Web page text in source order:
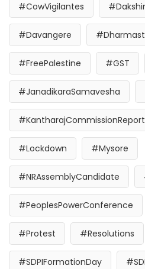
#CowVigilantes
#Davangere
#FreePalestine #GST
#JanadikaraSamavesha
#KantharajCommissionReport
#Lockdown #Mysore
#NRAssemblyCandidate
#PeoplesPowerConference
#Protest #Resolutions
#SDPIFormationDay